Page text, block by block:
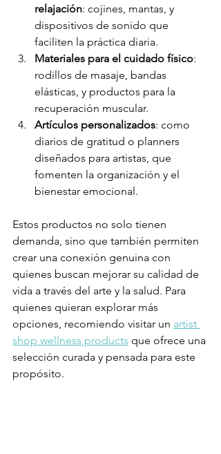
relajación: cojines, mantas, y
dispositivos de sonido que
faciliten la práctica diaria.
Materiales para el cuidado físico:
rodillos de masaje, bandas
elásticas, y productos para la
recuperación muscular.
Artículos personalizados: como
diarios de gratitud o planners
diseñados para artistas, que
fomenten la organización y el
bienestar emocional.
Estos productos no solo tienen
demanda, sino que también permiten
crear una conexión genuina con
quienes buscan mejorar su calidad de
vida a través del arte y la salud. Para
quienes quieran explorar más
opciones, recomiendo visitar un artist
shop wellness products que ofrece una
selección curada y pensada para este
propósito.